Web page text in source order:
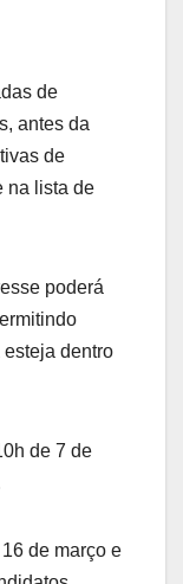
de
antes da
de
na lista de
poderá
dentro
de 7 de
de março e